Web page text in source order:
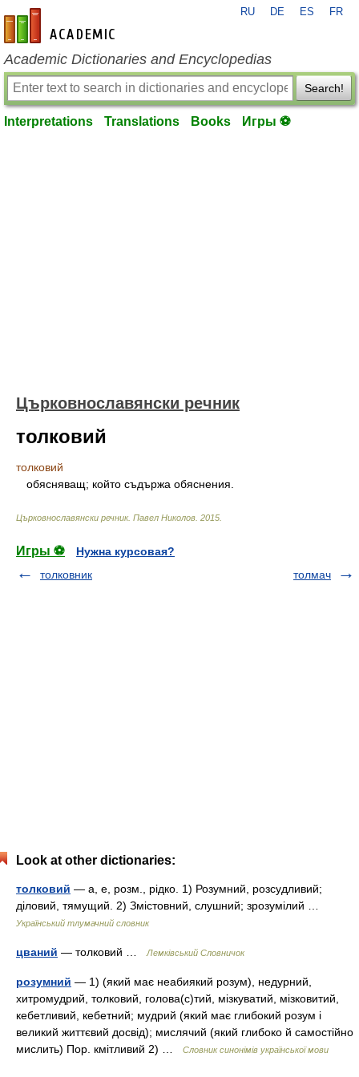
en-academic.com
RU DE ES FR
Academic Dictionaries and Encyclopedias
Search!
Interpretations Translations Books Игры ⚽
Църковнославянски речник
толковий
толковий
обясняващ; който съдържа обяснения.
Църковнославянски речник. Павел Николов 2015
Игры ⚽
Нужна курсовая?
толковник
толмач
Look at other dictionaries:
толковий — а, е, розм., рідко. 1) Розумний, розсудливий;
діловий, тямущий. 2) Змістовний, слушний; зрозумілий …
Український тлумачний словник
цваний — толковий … Лемківський Словничок
розумний — 1) (який має неабиякий розум), недурний,
хитромудрий, толковий, голова(с)тий, мізкуватий, мізковитий,
кебетливий, кебетний; мудрий (який має глибокий розум і
великий життєвий досвід); мислячий (який глибоко й самостійно
мислить) Пор. кмітливий 2) …
Словник синонімів української мови